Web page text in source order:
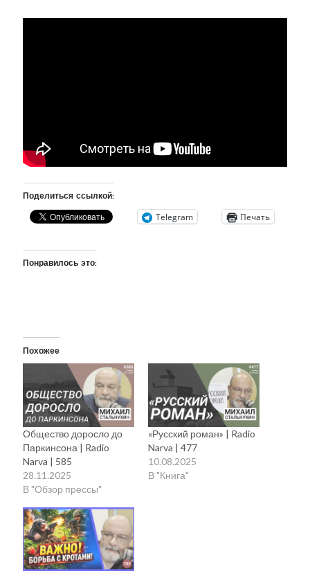
Поделиться ссылкой:
Telegram Печать
Понравилось это:
Похожее
Общество доросло до
Паркинсона | Radio
Narva | 585
28.11.2025
В "Обзор прессы"
«Русский роман» | Radio
Narva | 477
10.08.2025
В "Книга"